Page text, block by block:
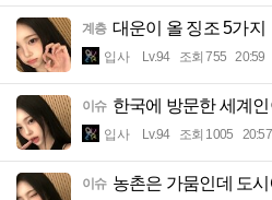
계층 대운이 올 징조 5가지
입사 Lv.94 조회 755 20:59
이슈 한국에 방문한 세계
입사 Lv.94 조회 1005 20:57
이슈 농촌은 가뭄인데 도시